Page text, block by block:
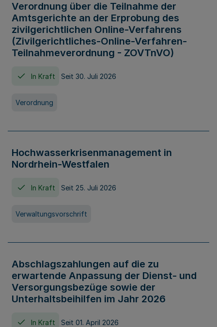
Verordnung über die Teilnahme der
Amtsgerichte an der Erprobung des
zivilgerichtlichen Online-Verfahrens
(Zivilgerichtliches-Online-Verfahren-
Teilnahmeverordnung - ZOVTnVO)
In Kraft Seit 30. Juli 2026
Verordnung
Hochwasserkrisenmanagement in
Nordrhein-Westfalen
In Kraft Seit 25. Juli 2026
Verwaltungsvorschrift
Abschlagszahlungen auf die zu
erwartende Anpassung der Dienst- und
Versorgungsbezüge sowie der
Unterhaltsbeihilfen im Jahr 2026
In Kraft Seit 01. April 2026